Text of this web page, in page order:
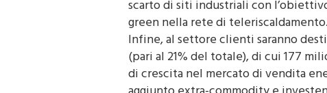
scarto di siti industriali con
green nella rete di
Infine, al settore clienti saranno
(pari al 21% del totale), di cui 177
di crescita nel mercato di vendita